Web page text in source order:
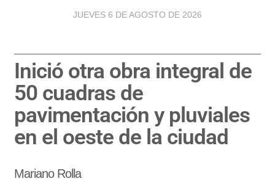
JUEVES 6 DE AGOSTO DE 2026
Inició otra obra integral de
50 cuadras de
pavimentación y pluviales
en el oeste de la ciudad
Mariano Rolla